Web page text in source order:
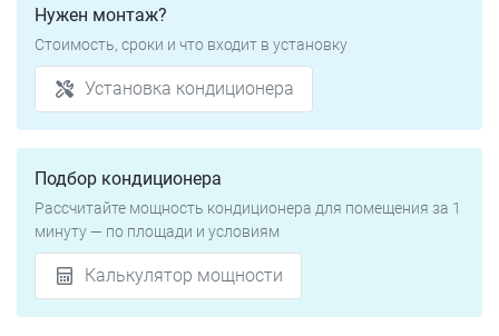
Нужен монтаж?
Стоимость, сроки и что входит в установку
Установка кондиционера
Подбор кондиционера
Рассчитайте мощность кондиционера для помещения за 1
минуту — по площади и условиям
Калькулятор мощности